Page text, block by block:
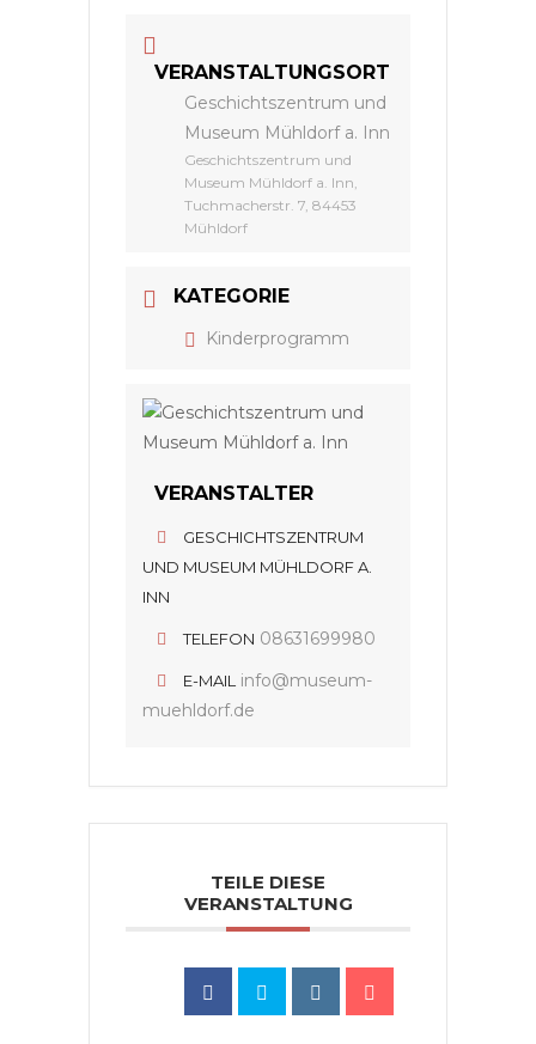
VERANSTALTUNGSORT
Geschichtszentrum und
Museum Mühldorf a. Inn
Geschichtszentrum und
Museum Mühldorf a. Inn,
Tuchmacherstr. 7, 84453
Mühldorf
KATEGORIE
Kinderprogramm
VERANSTALTER
GESCHICHTSZENTRUM
UND MUSEUM MÜHLDORF A.
INN
TELEFON 08631699980
E-MAIL
info@museum-
muehldorf.de
TEILE DIESE
VERANSTALTUNG